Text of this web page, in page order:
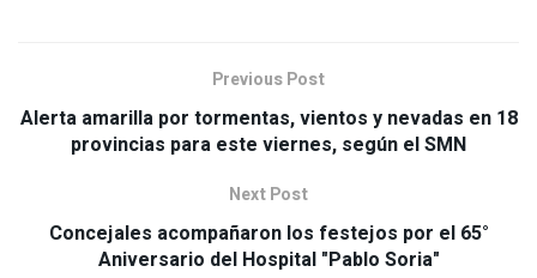
Previous Post
Alerta amarilla por tormentas, vientos y nevadas en 18
provincias para este viernes, según el SMN
Next Post
Concejales acompañaron los festejos por el 65°
Aniversario del Hospital "Pablo Soria"